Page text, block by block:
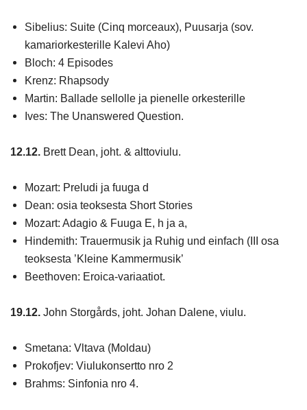
Sibelius: Suite (Cinq morceaux), Puusarja (sov.
kamariorkesterille Kalevi Aho)
Bloch: 4 Episodes
Krenz: Rhapsody
Martin: Ballade sellolle ja pienelle orkesterille
Ives: The Unanswered Question.
12.12. Brett Dean, joht. & alttoviulu.
Mozart: Preludi ja fuuga d
Dean: osia teoksesta Short Stories
Mozart: Adagio & Fuuga E, h ja a,
Hindemith: Trauermusik ja Ruhig und einfach (III osa
teoksesta ’Kleine Kammermusik’
Beethoven: Eroica-variaatiot.
19.12. John Storgårds, joht. Johan Dalene, viulu.
Smetana: Vltava (Moldau)
Prokofjev: Viulukonsertto nro 2
Brahms: Sinfonia nro 4.